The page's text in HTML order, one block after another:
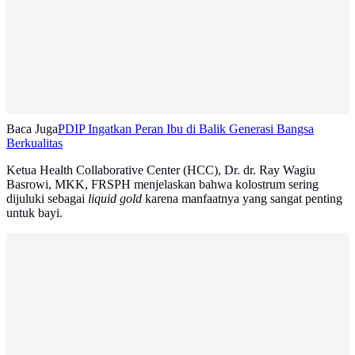
Baca JugaPDIP Ingatkan Peran Ibu di Balik Generasi Bangsa
Berkualitas
Ketua Health Collaborative Center (HCC), Dr. dr. Ray Wagiu
Basrowi, MKK, FRSPH menjelaskan bahwa kolostrum sering
dijuluki sebagai liquid gold karena manfaatnya yang sangat penting
untuk bayi.